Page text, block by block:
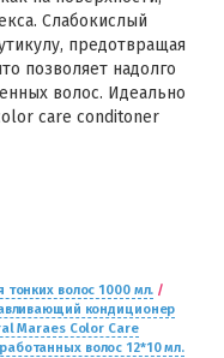
Слабокислый
предотвращая
позволяет надолго
волос. Идеально
care conditoner
волос 1000 мл. /
кондиционер
Maraes Color Care
волос 12*10 мл.